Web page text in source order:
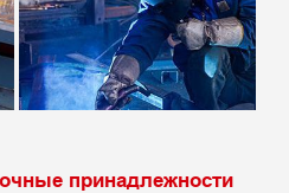
принадлежности